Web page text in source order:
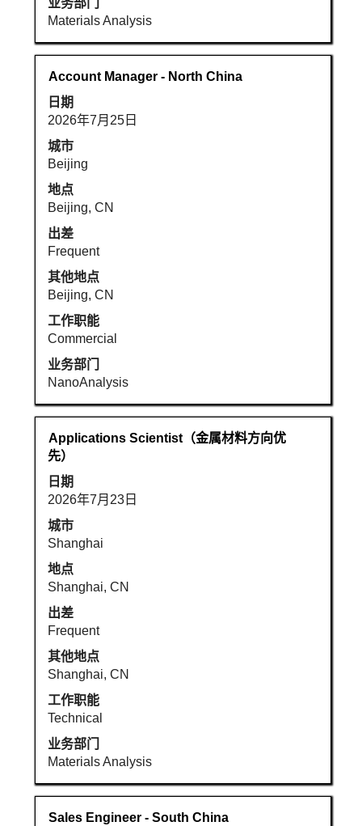
业务部门
Materials Analysis
完
内
容。
职
务
Account Manager - North China
日期
2026年7月25日
城市
Beijing
地点
Beijing, CN
出差
Frequent
其他地点
Beijing, CN
工作职能
Commercial
业务部门
NanoAnalysis
使
用
空
格
键
进
行
选
以
查
看
职
信
息
的
完
内
容。
职
务
Applications Scientist（金属材料方向优
先）
日期
2026年7月23日
城市
Shanghai
地点
Shanghai, CN
出差
Frequent
其他地点
Shanghai, CN
工作职能
Technical
业务部门
Materials Analysis
使
用
空
格
键
进
行
选
择
查
看
职
位
息
的
完
整
容。
职
Sales Engineer - South China
使